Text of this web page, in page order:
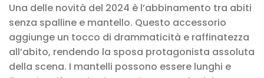
Una delle novità del 2024 è l’abbinamento tra abiti
senza spalline e mantello. Questo accessorio
aggiunge un tocco di drammaticità e raffinatezza
all’abito, rendendo la sposa protagonista assoluta
della scena. I mantelli possono essere lunghi e